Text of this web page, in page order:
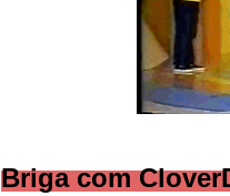
Briga com